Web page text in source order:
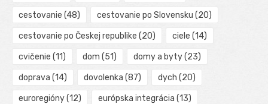
cestovanie (48) cestovanie po Slovensku (20)
cestovanie po Českej republike (20) ciele (14)
cvičenie (11) dom (51) domy a byty(23)
doprava (14) dovolenka (87) dych (20)
euroregióny(12) európska integrácia (13)